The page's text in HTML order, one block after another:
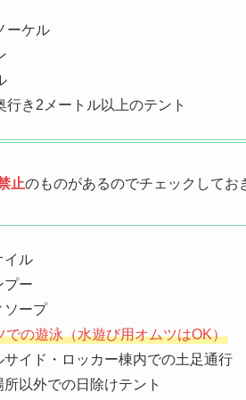
ーケル
行き2メートル以上のテント
止のものがあるのでチェックしてお
イル
プー
ソープ
での遊泳（水遊び用オムツはOK）
サイド・ロッカー棟内での土足通行
所以外での日除けテント